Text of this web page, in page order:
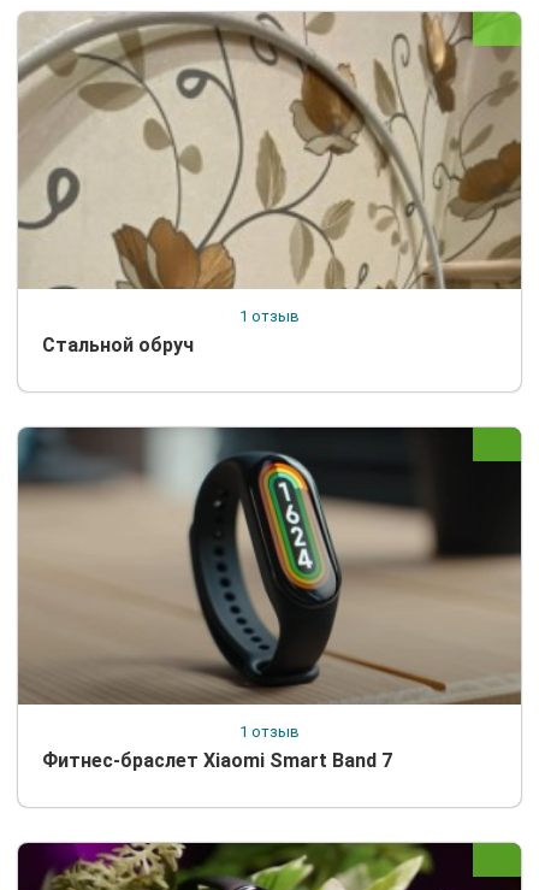
1 отзыв
Стальной обруч
1 отзыв
Фитнес-браслет Xiaomi Smart Band 7